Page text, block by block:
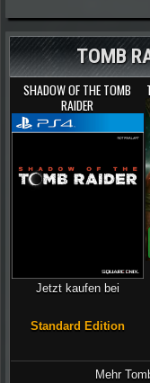
TOMB
SHADOW OF THE TOMB
RAIDER
Jetzt kaufen bei
Standard Edition
Mehr